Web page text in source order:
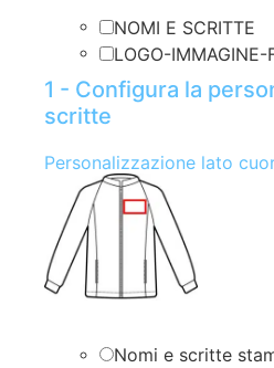
NOMI E SCRITTE
LOGO-IMMAGINE-
1 - Configura la
scritte
Personalizzazione lato
Nomi e scritte